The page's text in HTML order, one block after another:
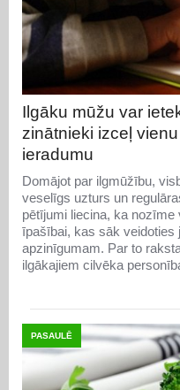
Ilgāku mūžu var
zinātnieki izceļ
ieradumu
Domājot par ilgmūžību,
veselīgs uzturs un
pētījumi liecina, ka
īpašībai, kas sāk veidoties
apzinīgumam. Par to
ilgākajiem cilvēka
PASAULĒ